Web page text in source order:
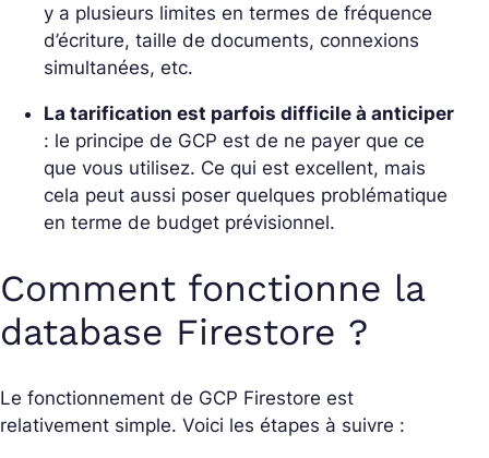
y a plusieurs limites en termes de fréquence
d’écriture, taille de documents, connexions
simultanées, etc.
La tarification est parfois difficile à anticiper
: le principe de GCP est de ne payer que ce
que vous utilisez. Ce qui est excellent, mais
cela peut aussi poser quelques problématique
en terme de budget prévisionnel.
Comment fonctionne la
database Firestore ?
Le fonctionnement de GCP Firestore est
relativement simple. Voici les étapes à suivre :